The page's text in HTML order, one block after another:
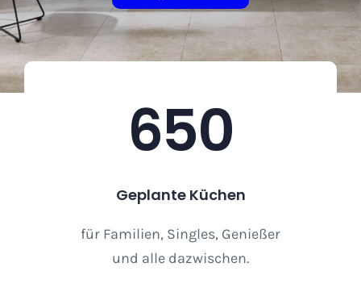
650
Geplante Küchen
für Familien, Singles, Genießer
und alle dazwischen.